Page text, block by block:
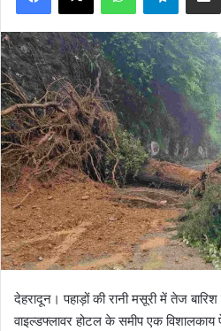
d
a
n
e
m
a
i
l
देहरादून। पहाड़ों की रानी मसूरी में तेज
वाइल्डफ्लावर होटल के समीप एक